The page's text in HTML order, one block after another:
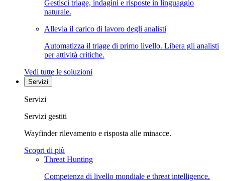
Gestisci triage, indagini e risposte in linguaggio
naturale.
Allevia il carico di lavoro degli analisti
Automatizza il triage di primo livello. Libera gli analisti
per attività critiche.
Vedi tutte le soluzioni
Servizi
Servizi
Servizi gestiti
Wayfinder rilevamento e risposta alle minacce.
Scopri di più
Threat Hunting
Competenza di livello mondiale e threat intelligence.